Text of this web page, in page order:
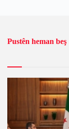
Pustên heman beş